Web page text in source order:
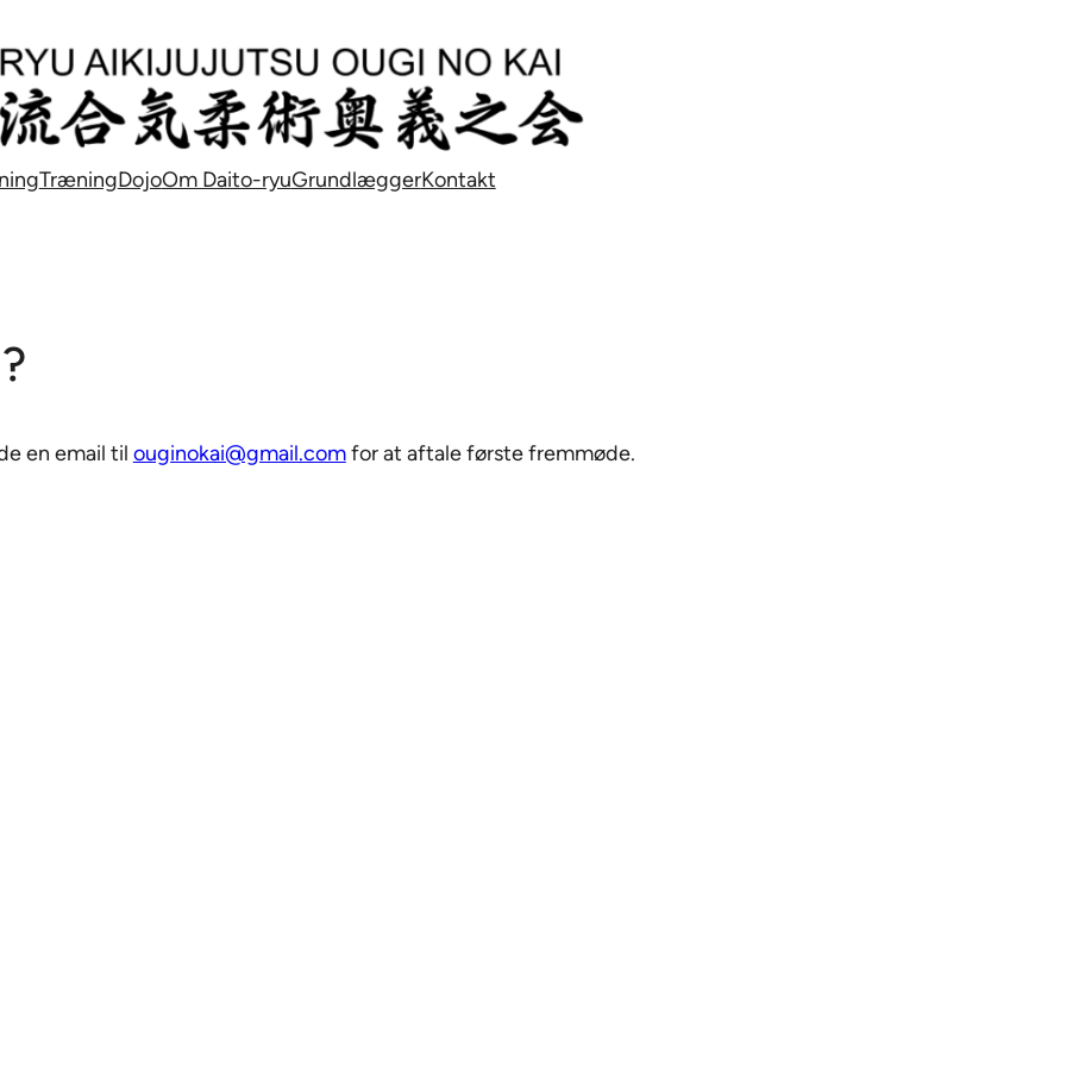
TræningDojoOm Daito-ryuGrundlæggerKontakt
en email til ouginokai@gmail.comfor at aftale første fremmøde.